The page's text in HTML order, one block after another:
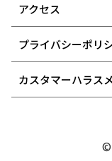
アクセス
プライバシーポリ
カスタマーハラス
©